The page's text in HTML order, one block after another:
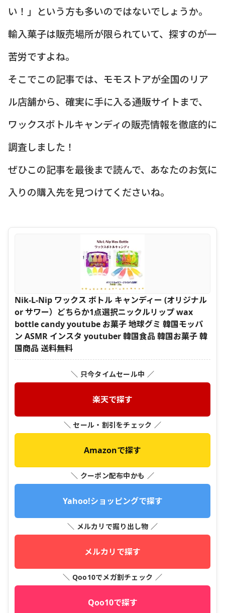
い！」という方も多いのではないでしょうか。
輸入菓子は販売場所が限られていて、探すのが一
苦労ですよね。
そこでこの記事では、モモストアが全国のリア
ル店舗から、確実に手に入る通販サイトまで、
ワックスボトルキャンディの販売情報を徹底的に
調査しました！
ぜひこの記事を最後まで読んで、あなたのお気に
入りの購入先を見つけてくださいね。
Nik-L-Nip ワックス ボトル キャンディー (オリジナル
or サワー）どちらか1点選択ニックルリップ wax
bottle candy youtube お菓子 地球グミ 韓国モッパ
ン ASMR インスタ youtuber 韓国食品 韓国お菓子 韓
国商品 送料無料
＼ 只今タイムセール中 ／
楽天で探す
＼ セール・割引をチェック ／
Amazonで探す
＼ クーポン配布中かも ／
Yahoo!ショッピングで探す
＼ メルカリで掘り出し物 ／
メルカリで探す
＼ Qoo10でメガ割チェック ／
Qoo10で探す